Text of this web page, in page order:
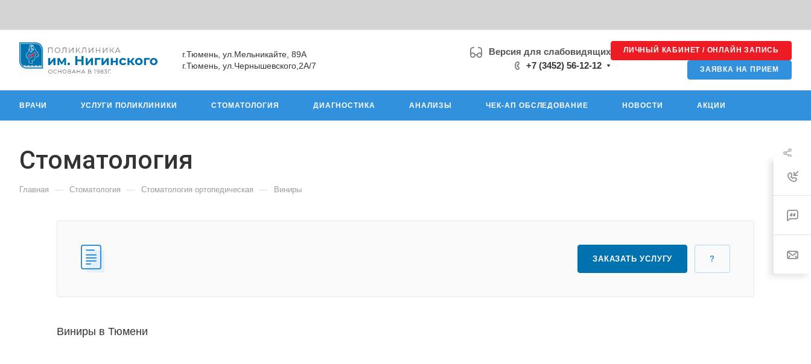
г.Тюмень, ул.Мельникайте, 89А
г.Тюмень, ул.Чернышевского,2А/7
Версия для слабовидящих
+7 (3452) 56-12-12
ЛИЧНЫЙ КАБИНЕТ / ОНЛАЙН ЗАПИСЬ
ЗАЯВКА НА ПРИЕМ
ВРАЧИ УСЛУГИ ПОЛИКЛИНИКИ СТОМАТОЛОГИЯ ДИАГНОСТИКА АНАЛИЗЫ ЧЕК-АП ОБСЛЕДОВАНИЕ НОВОСТИ АКЦИИ
Cтоматология
Главная — Cтоматология — Стоматология ортопедическая — Виниры
ЗАКАЗАТЬ УСЛУГУ ?
Виниры в Тюмени